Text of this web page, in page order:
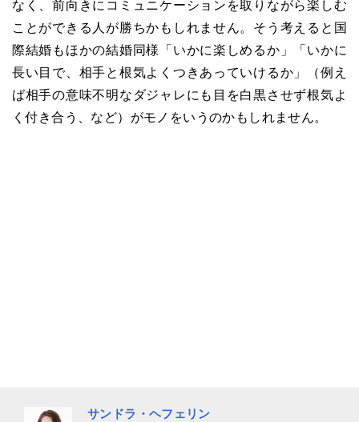
なく、前向きにコミュニケーションを取りながら楽しむ
ことができる人が勝ちかもしれません。そう考えると国
際結婚もほかの結婚同様「いかに楽しめるか」「いかに
長い目で、相手と根気よくつきあっていけるか」（例え
ば相手の意味不明なダジャレにも目を白黒させず根気よ
く付き合う、など）がモノをいうのかもしれません。
サンドラ・ヘフェリン